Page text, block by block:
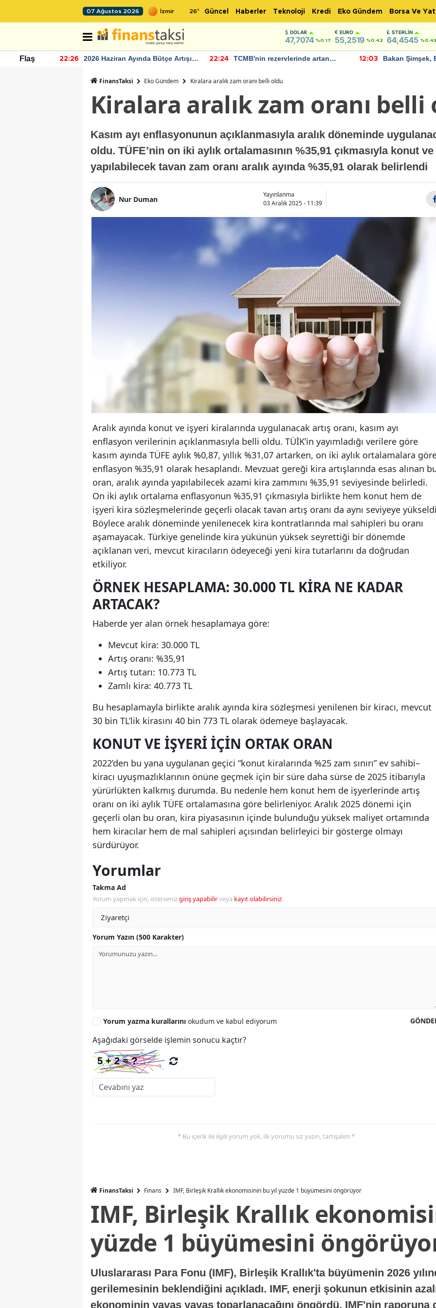
07 Ağustos 2026 26° Güncel Haberler Teknoloji Kredi Eko Gündem Borsa Ve
DOLAR
47,7074 %0.17
EURO
55,2519 %0.42
STERLIN
64,4545 %0.43
Flaş 22:26
2026 Haziran Ayında Bütçe Artışı
22:24
TCMB'nin rezervlerinde artan
12:03
Bakan Şimşek,
FinansTaksi Eko Gündem Kiralara aralık zam oranı belli oldu
Kiralara aralık zam oranı belli
Kasım ayı enflasyonunun açıklanmasıyla aralık döneminde
oldu. TÜFE’nin on iki aylık ortalamasının %35,91 çıkmasıyla konut
yapılabilecek tavan zam oranı aralık ayında %35,91 olarak belirlendi
Nur Duman
Yayınlanma
03 Aralık 2025 - 11:39
Aralık ayında konut ve işyeri kiralarında uygulanacak artış oranı, kasım ayı
enflasyon verilerinin açıklanmasıyla belli oldu. TÜİK’in yayımladığı verilere göre
kasım ayında TÜFE aylık %0,87, yıllık %31,07 artarken, on iki aylık ortalamalara
enflasyon %35,91 olarak hesaplandı. Mevzuat gereği kira artışlarında esas alınan
oran, aralık ayında yapılabilecek azami kira zammını %35,91 seviyesinde belirledi.
On iki aylık ortalama enflasyonun %35,91 çıkmasıyla birlikte hem konut hem de
işyeri kira sözleşmelerinde geçerli olacak tavan artış oranı da aynı seviyeye
Böylece aralık döneminde yenilenecek kira kontratlarında mal sahipleri bu oranı
aşamayacak. Türkiye genelinde kira yükünün yüksek seyrettiği bir dönemde
açıklanan veri, mevcut kiracıların ödeyeceği yeni kira tutarlarını da doğrudan
etkiliyor.
ÖRNEK HESAPLAMA: 30.000 TL KIRA NE KADAR
ARTACAK?
Haberde yer alan örnek hesaplamaya göre:
Mevcut kira: 30.000 TL
Artış oranı: %35,91
Artış tutarı: 10.773 TL
Zamlı kira: 40.773 TL
Bu hesaplamayla birlikte aralık ayında kira sözleşmesi yenilenen bir kiracı, mevcut
30 bin TL’lik kirasını 40 bin 773 TL olarak ödemeye başlayacak.
KONUT VE İŞYERI İÇIN ORTAK ORAN
2022’den bu yana uygulanan geçici “konut kiralarında %25 zam sınırı” ev sahibi–
kiracı uyuşmazlıklarının önüne geçmek için bir süre daha sürse de 2025 itibarıyla
yürürlükten kalkmış durumda. Bu nedenle hem konut hem de işyerlerinde artış
oranı on iki aylık TÜFE ortalamasına göre belirleniyor. Aralık 2025 dönemi için
geçerli olan bu oran, kira piyasasının içinde bulunduğu yüksek maliyet ortamında
hem kiracılar hem de mal sahipleri açısından belirleyici bir gösterge olmayı
sürdürüyor.
Yorumlar
Takma Ad
Yorum yapmak için, istersenizgiriş yapabilirveya kayıt olabilirsiniz.
Yorum Yazın (500 Karakter)
Yorum yazma kurallarını okudum ve kabul ediyorum
Aşağıdaki görselde işlemin sonucu kaçtır?
* Bu içerik ile ilgili yorum yok, ilk yorumu siz yazın, tartışalım *
FinansTaksi Finans IMF, Birleşik Krallık ekonomisinin bu yıl yüzde 1 büyümesini öngörüyor
IMF, Birleşik Krallık
yüzde 1 büyümesini
Uluslararası Para Fonu (IMF), Birleşik Krallık'ta büyümenin 2026
gerilemesinin beklendiğini açıkladı. IMF, enerji şokunun etkisinin
ekonominin yavaş yavaş toparlanacağını öngördü. IMF'nin raporuna